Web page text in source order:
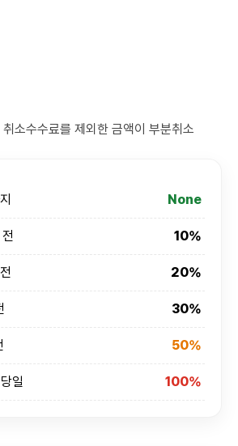
소수수료를 제외한 금액이 부분취소
None
10%
20%
30%
50%
일 100%